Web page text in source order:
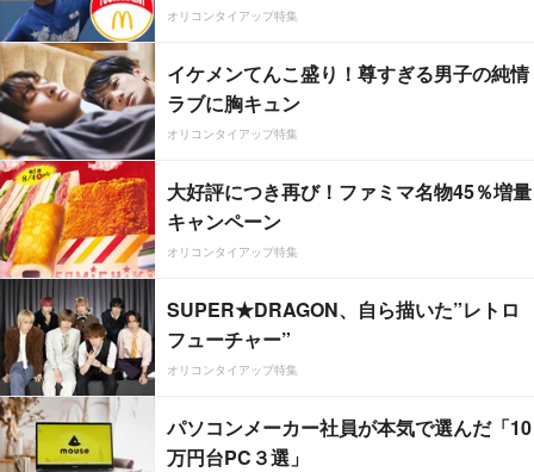
オリコンタイアップ特集
イケメンてんこ盛り！尊すぎる男子の純情
ラブに胸キュン
オリコンタイアップ特集
大好評につき再び！ファミマ名物45％増量
キャンペーン
オリコンタイアップ特集
SUPER★DRAGON、自ら描いた”レトロ
フューチャー”
オリコンタイアップ特集
パソコンメーカー社員が本気で選んだ「10
万円台PC３選」